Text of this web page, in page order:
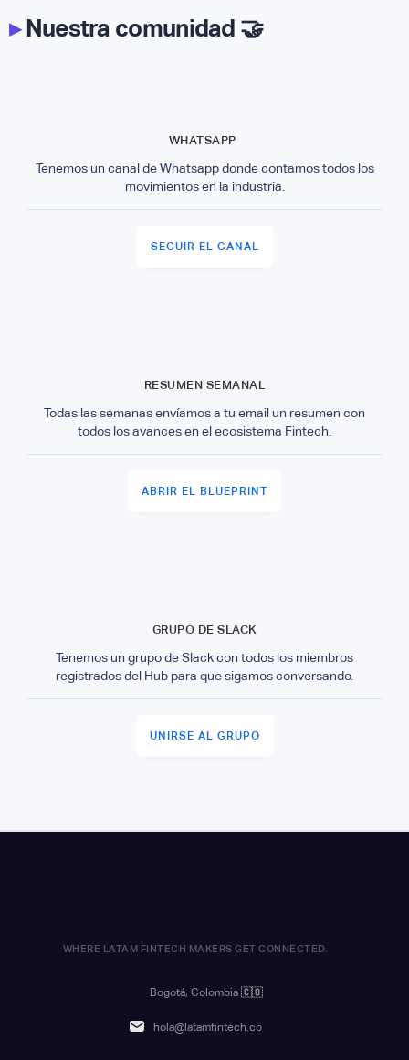
▸Nuestra comunidad 🤝
WHATSAPP
Tenemos un canal de Whatsapp donde contamos todos los
movimientos en la industria.
SEGUIR EL CANAL
RESUMEN SEMANAL
Todas las semanas envíamos a tu email un resumen con
todos los avances en el ecosistema Fintech.
ABRIR EL BLUEPRINT
GRUPO DE SLACK
Tenemos un grupo de Slack con todos los miembros
registrados del Hub para que sigamos conversando.
UNIRSE AL GRUPO
WHERE LATAM FINTECH MAKERS GET CONNECTED.
Bogotá, Colombia 🇨🇴
hola@latamfintech.co